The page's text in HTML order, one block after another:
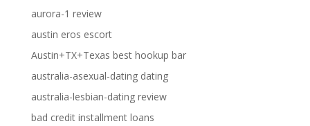
aurora-1 review
austin eros escort
Austin+TX+Texas best hookup bar
australia-asexual-dating dating
australia-lesbian-dating review
bad credit installment loans